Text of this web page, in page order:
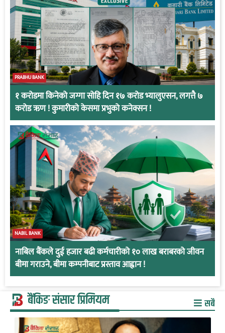
PRABHU BANK
१ करोडमा किनेको जग्गा सोहि दिन १७ करोड भ्यालुएसन, लगत्तै ७
करोड ऋण ! कुमारीको केसमा प्रभुको कनेक्सन !
NABIL BANK
नाबिल बैंकले दुई हजार बढी कर्मचारीको १० लाख बराबरको जीवन
बीमा गराउने, बीमा कम्पनीबाट प्रस्ताव आह्वान !
बैंकिङ संसार प्रिमियम सबै